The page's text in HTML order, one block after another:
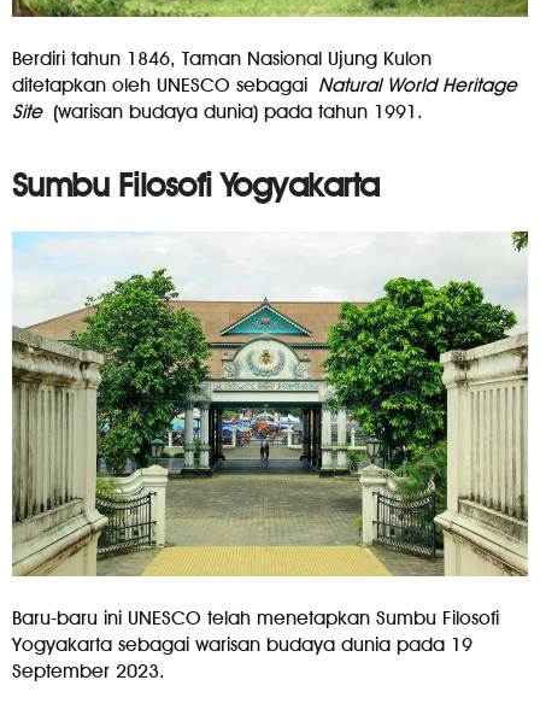
Berdiri tahun 1846, Taman Nasional Ujung Kulon
ditetapkan oleh UNESCO sebagai Natural World Heritage
Site(warisan budaya dunia) pada tahun 1991.
Sumbu Filosofi Yogyakarta
Baru-baru ini UNESCO telah menetapkan Sumbu Filosofi
Yogyakarta sebagai warisan budaya dunia pada 19
September 2023.